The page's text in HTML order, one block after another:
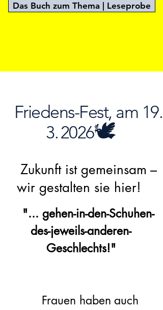
Das Buch zum Thema | Leseprobe
Friedens-Fest, am 19.
3.2026🕊️
Zukunft ist gemeinsam –
wir gestalten sie hier!
"... gehen-in-den-Schuhen-
des-jeweils-anderen-
Geschlechts!"
Frauen haben auch